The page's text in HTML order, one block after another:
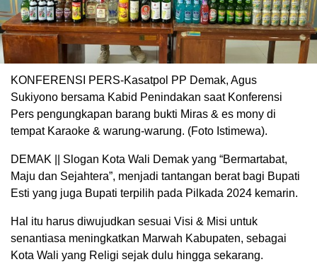
KONFERENSI PERS-Kasatpol PP Demak, Agus
Sukiyono bersama Kabid Penindakan saat Konferensi
Pers pengungkapan barang bukti Miras & es mony di
tempat Karaoke & warung-warung. (Foto Istimewa).
DEMAK || Slogan Kota Wali Demak yang “Bermartabat,
Maju dan Sejahtera”, menjadi tantangan berat bagi Bupati
Esti yang juga Bupati terpilih pada Pilkada 2024 kemarin.
Hal itu harus diwujudkan sesuai Visi & Misi untuk
senantiasa meningkatkan Marwah Kabupaten, sebagai
Kota Wali yang Religi sejak dulu hingga sekarang.